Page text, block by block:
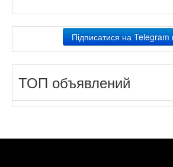
Підписатися на Telegram
ТОП объявлений